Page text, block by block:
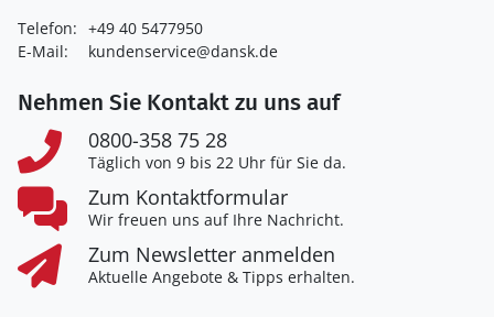
Telefon: +49 40 5477950
E-Mail:
kundenservice@dansk.de
Nehmen Sie Kontakt zu uns auf
0800-358 75 28
Täglich von 9 bis 22 Uhr für Sie da.
Zum Kontaktformular
Wir freuen uns auf Ihre Nachricht.
Zum Newsletter anmelden
Aktuelle Angebote & Tipps erhalten.